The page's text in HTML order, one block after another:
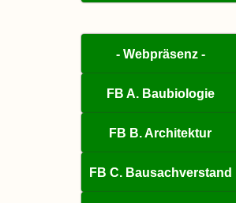
- Webpräsenz -
FB A. Baubiologie
FB B. Architektur
FB C. Bausachverstand